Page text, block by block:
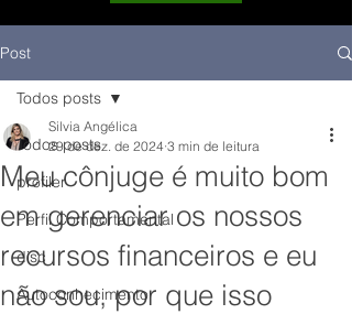
Post
Todos posts
profiler
Perfil Comportamental
disc
Autoconhecimento
Todos posts
Meu cônjuge é muito bom
em gerenciar os nossos
recursos financeiros e eu
não sou, por que isso
Silvia Angélica
29 de dez. de 2024 3 min de leitura